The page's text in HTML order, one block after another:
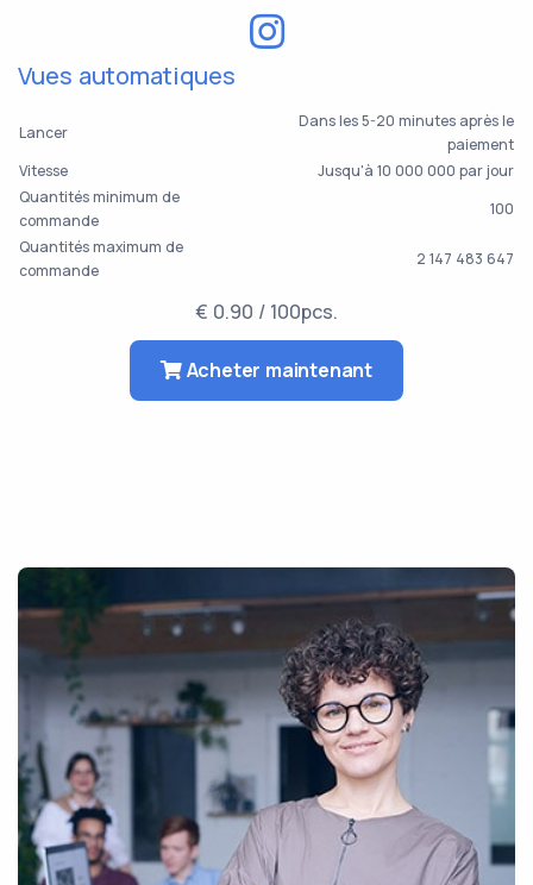
Vues automatiques
Lancer
Dans les 5-20 minutes après le
paiement
Vitesse
Jusqu'à 10 000 000 par jour
Quantités minimum de
commande
100
Quantités maximum de
commande
2 147 483 647
€ 0.90 / 100pcs.
Acheter maintenant